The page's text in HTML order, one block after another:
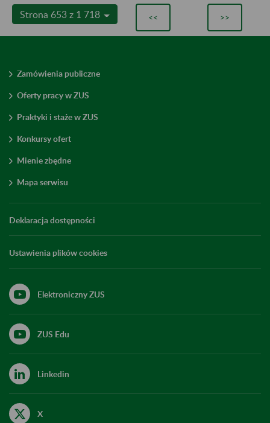
Strona 653 z 1 718 << >>
Zamówienia publiczne
Oferty pracy w ZUS
Praktyki i staże w ZUS
Konkursy ofert
Mienie zbędne
Mapa serwisu
Deklaracja dostępności
Ustawienia plików cookies
Elektroniczny ZUS
ZUS Edu
Linkedin
X